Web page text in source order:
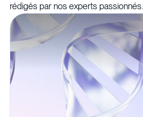
rédigés par nos experts passionnés.